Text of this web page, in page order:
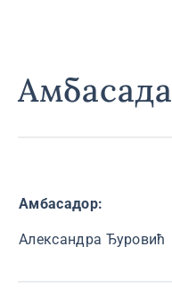
Амбасада
Амбасадор:
Александра Ђуровић